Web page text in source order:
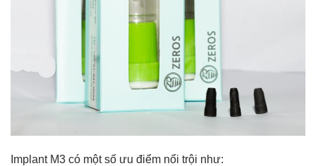
Implant M3 có một số ưu điểm nổi trội như: